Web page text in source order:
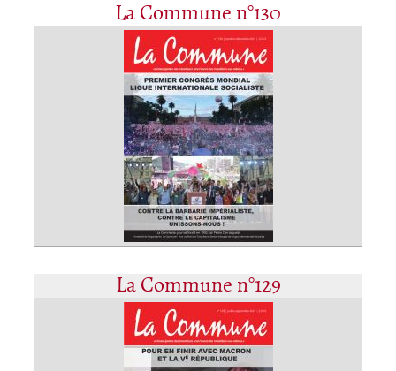
La Commune n°130
La Commune n°129